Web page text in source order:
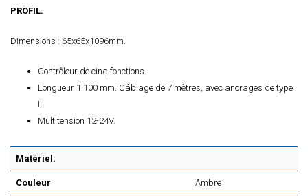
PROFIL.
Dimensions : 65x65x1096mm.
Contrôleur de cinq fonctions.
Longueur 1.100 mm. Câblage de 7 mètres, avec ancrages de type
L.
Multitension 12-24V.
Matériel:
Couleur Ambre